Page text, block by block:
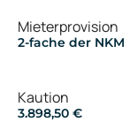
Mieterprovision
2-fache der NKM
Kaution
3.898,50 €